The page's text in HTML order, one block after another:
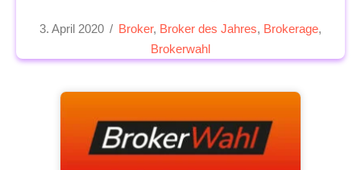
3. April 2020 / Broker, Broker des Jahres, Brokerage,
Brokerwahl